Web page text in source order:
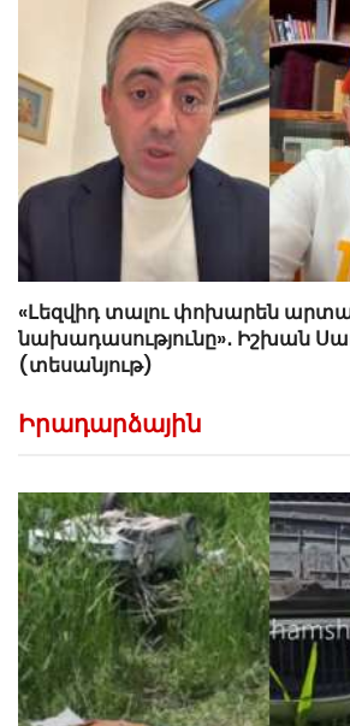
«Լեզվիդ տալու փոխարեն
նախադասությունը»․ Իշխան
(տեսանյութ)
Իրադարձային